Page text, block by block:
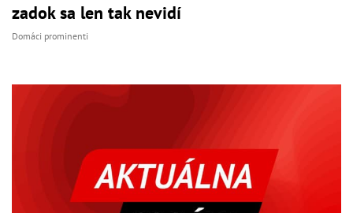
zadok sa len tak nevidí
Domáci prominenti